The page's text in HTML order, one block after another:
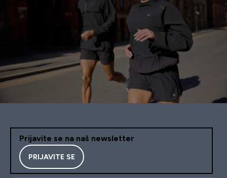
Prijavite se na naš newsletter
PRIJAVITE SE